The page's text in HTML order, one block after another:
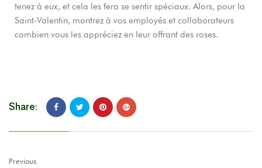
tenez à eux, et cela les fera se sentir spéciaux. Alors, pour la
Saint-Valentin, montrez à vos employés et collaborateurs
combien vous les appréciez en leur offrant des roses.
Share:
Previous